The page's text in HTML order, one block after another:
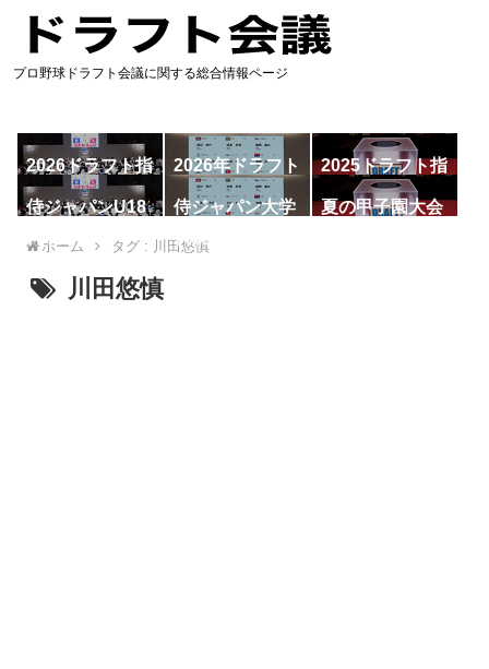
プロ野球ドラフト会議に関する総合情報ページ
2026ドラフト指
名予想
2026年ドラフト
候補
2025ドラフト指
名一覧
侍ジャパンU18
代表
侍ジャパン大学
代表
夏の甲子園大会
ホーム タグ : 川田悠慎
川田悠慎